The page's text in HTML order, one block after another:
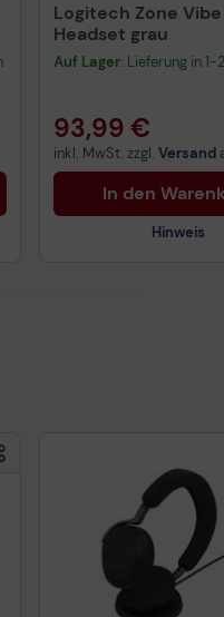
Logitech Zone
Headset grau
Auf Lager: Lieferung in
93,99 €
inkl. MwSt. zzgl. Versand
In den
Hinweis